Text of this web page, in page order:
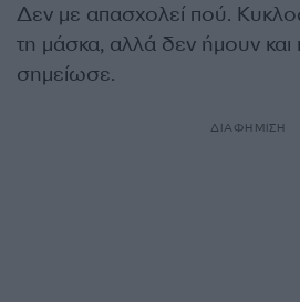
Δεν με απασχολεί πού.
τη μάσκα, αλλά δεν ήμουν και
σημείωσε.
ΔΙΑΦΗΜΙΣΗ